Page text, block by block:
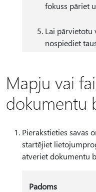
fokuss pāriet
Lai pārvietotu
nospiediet
Mapju vai
dokumentu
Pierakstieties savas
startējiet
atveriet dokumentu
Padoms